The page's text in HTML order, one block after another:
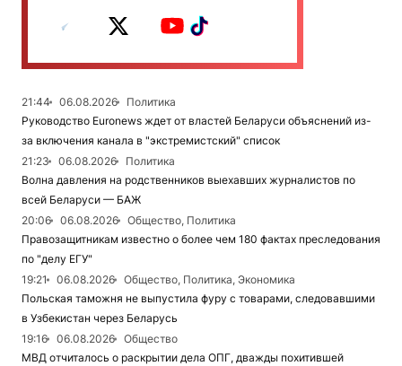
21:44 06.08.2026
Политика
Руководство Euronews ждет от властей Беларуси объяснений из-
за включения канала в "экстремистский" список
21:23
06.08.2026
Политика
Волна давления на родственников выехавших журналистов по
всей Беларуси — БАЖ
20:06
06.08.2026
Общество, Политика
Правозащитникам известно о более чем 180 фактах преследования
по "делу ЕГУ"
19:21
06.08.2026
Общество, Политика, Экономика
Польская таможня не выпустила фуру с товарами, следовавшими
в Узбекистан через Беларусь
19:16
06.08.2026
Общество
МВД отчиталось о раскрытии дела ОПГ, дважды похитившей